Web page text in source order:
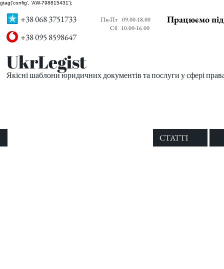
gtag('config', 'AW-798815431');
+38 068 3751733
+38 095 8598647
Пн-Пт
Сб
09.00-18.00
10.00-16.00
Працюємо
UkrLegist
Якісні шаблони юридичних документів та послуги у сфері
СТАТТІ